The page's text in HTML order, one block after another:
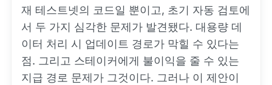
재 테스트넷의 코드일 뿐이고, 초기 자동 검토에
서 두 가지 심각한 문제가 발견됐다. 대용량 데
이터 처리 시 업데이트 경로가 막힐 수 있다는
점. 그리고 스테이커에게 불이익을 줄 수 있는
지급 경로 문제가 그것이다. 그러나 이 제안이